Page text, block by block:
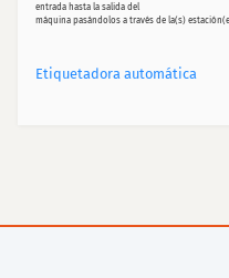
entrada hasta la salida del
máquina pasándolos a través de la(s)
Etiquetadora automática